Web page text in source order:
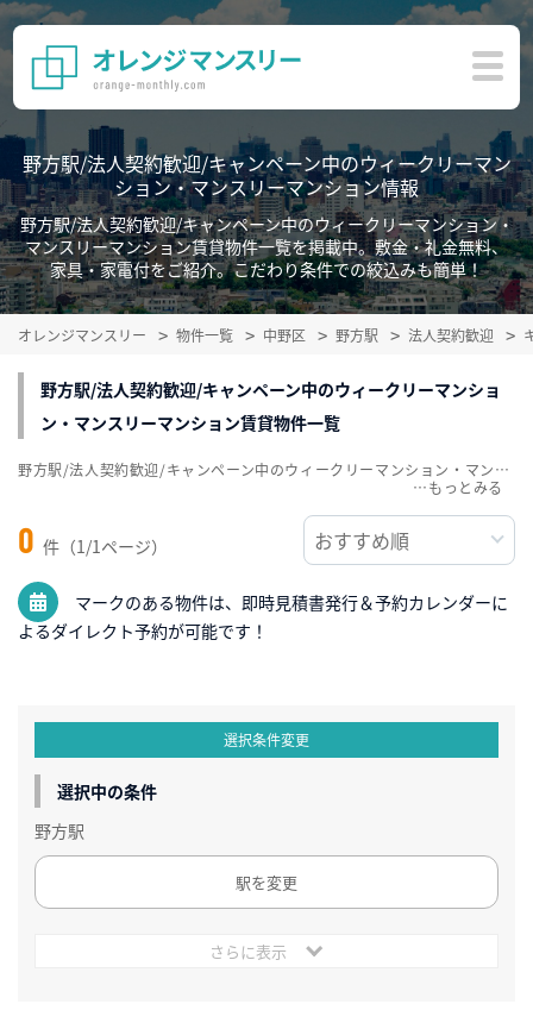
野方駅/法人契約歓迎/キャンペーン中のウィークリーマン
ション・マンスリーマンション情報
野方駅/法人契約歓迎/キャンペーン中のウィークリーマンション・
マンスリーマンション賃貸物件一覧を掲載中。敷金・礼金無料、
家具・家電付をご紹介。こだわり条件での絞込みも簡単！
オレンジマンスリー 物件一覧 中野区 野方駅 法人契約歓迎
野方駅/法人契約歓迎/キャンペーン中のウィークリーマンショ
ン・マンスリーマンション賃貸物件一覧
0 件（1/1ページ）
マークのある物件は、即時見積書発行＆予約カレンダーに
よるダイレクト予約が可能です！
野方駅/法人契約歓迎/キャンペーン中のウィークリーマンション・マンスリーマンション賃貸物件一覧を掲載中。敷金・礼金無料、家具・家電付をご紹介。こだわり条件での絞込みも簡単！
…
選択条件変更
選択中の条件
野方駅
駅を変更
さらに表示